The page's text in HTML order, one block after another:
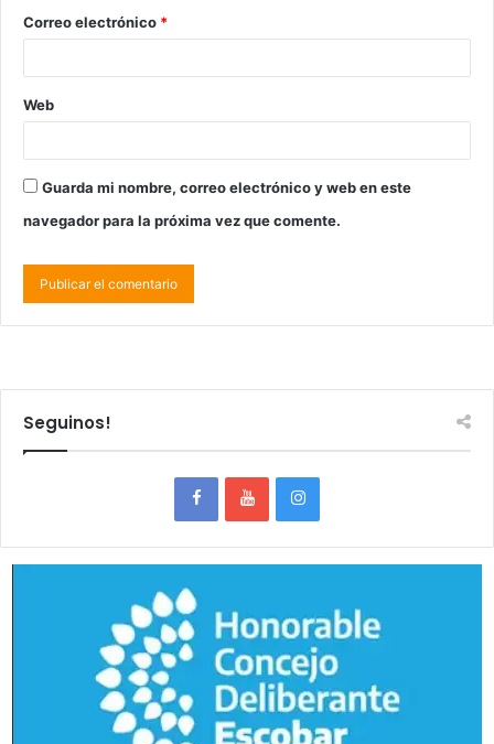
Correo electrónico *
Web
Guarda mi nombre, correo electrónico y web en este
navegador para la próxima vez que comente.
Seguinos!